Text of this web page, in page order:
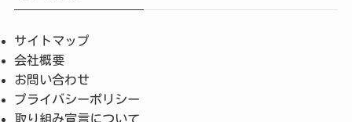
サイトマップ
会社概要
お問い合わせ
プライバシーポリシー
取り組み宣言について